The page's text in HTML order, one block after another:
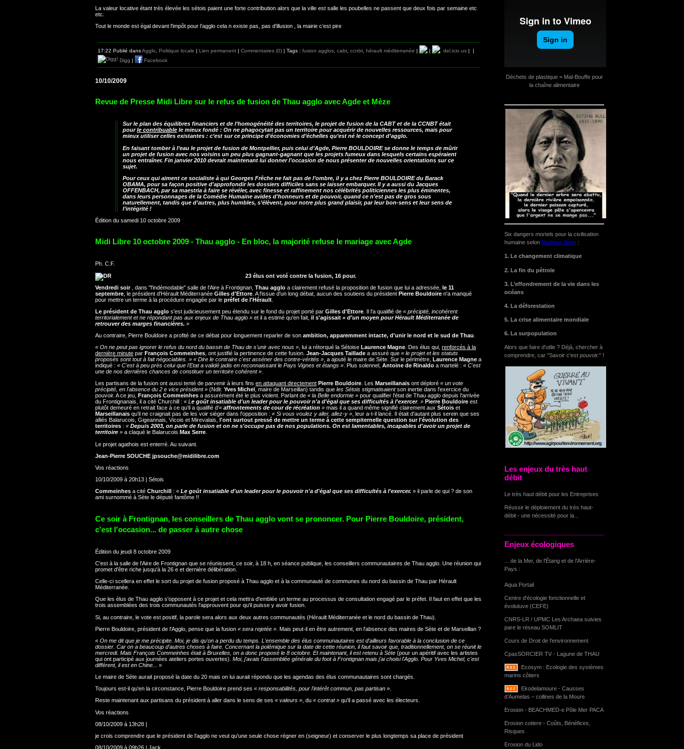
Déchets de plastique = Mal-Bouffe pour
la chaîne alimentaire
Six dangers mortels pour la civilisation
humaine selon Matthew Stein :
1. Le changement climatique
2. La fin du pétrole
3. L’effondrement de la vie dans les
océans
4. La déforestation
5. La crise alimentaire mondiale
6. La surpopulation
Alors que faire d'utile ? Déjà, chercher à
comprendre, car "Savoir c'est pouvoir." !
Les enjeux du très haut
débit
Le très haut débit pour les Entreprises
Réussir le déploiement du très haut-
débit - une nécessité pour la...
Enjeux écologiques
... de la Mer, de l'Étang et de l'Arrière-
Pays :
Aqua Portail
Centre d'écologie fonctionnelle et
évolutuve (CEFE)
CNRS-LR / UPMC Les Archaea suivies
pare le réseau SOMLIT
Cours de Droit de l'environnement
CpasSORCIER TV - Lagune de THAU
Ecosym : Ecologie des systèmes
marins côtiers
Ekodelamoure - Causses
d’Aumelas – collines de la Moure
Erosion - BEACHMED-e Pôle Mer PACA
Erosion cotiere - Coûts, Bénéfices,
Risques
Erosion du Lido
La valeur locative étant très élevée les sétois paient une forte contribution alors que la ville est salle les poubelles ne passent que deux fois par semaine etc
etc.
Tout le monde est égal devant l'impôt pour l’agglo cela n existe pas, pas d'illusion , la mairie c’est pire
17:22 Publié dansAgglo, Politique locale | Lien permanent | Commentaires (0) | Tags : fusion agglos, cabt, ccnbt, hérault méditerranée | | del.icio.us |
|
Digg | Facebook
10/10/2009
Revue de Presse Midi Libre sur le refus de fusion de Thau agglo avec Agde et Mèze
Sur le plan des équilibres financiers et de l’homogénéité des territoires, le projet de fusion de la CABT et de la CCNBT était
pourle contribuable le mieux fondé : On ne phagocytait pas un territoire pour acquérir de nouvelles ressources, mais pour
mieux utiliser celles existantes : c’est sur ce principe d’économies d’échelles qu’est né le concept d’agglo.
En faisant tomber à l’eau le projet de fusion de Montpellier, puis celui d’Agde, Pierre BOULDOIRE se donne le temps de mûrir
un projet de fusion avec nos voisins un peu plus gagnant-gagnant que les projets fumeux dans lesquels certains espéraient
nous entraîner. Fin janvier 2010 devrait maintenant lui donner l’occasion de nous présenter de nouvelles orientations sur ce
sujet.
Pour ceux qui aiment ce socialiste à qui Georges Frêche ne fait pas de l’ombre, il y a chez Pierre BOULDOIRE du Barack
OBAMA, pour sa façon positive d'approfondir les dossiers difficiles sans se laisser embarquer. Il y a aussi du Jacques
OFFENBACH, par sa maestria à faire se révéler, avec finesse et raffinement nos célébrités politiciennes les plus éminentes,
dans leurs personnages de la Comédie Humaine avides d'honneurs et de pouvoir, quand ce n'est pas de gros sous
naturellement, tandis que d’autres, plus humbles, s’élèvent, pour notre plus grand plaisir, par leur bon-sens et leur sens de
l’intégrité !
Édition du samedi 10 octobre 2009
Midi Libre 10 octobre 2009 - Thau agglo - En bloc, la majorité refuse le mariage avec Agde
Ph. C.F.
23 élus ont voté contre la fusion, 16 pour.
Vendredi soir, dans "l'indémodable" salle de l'Aire à Frontignan, Thau agglo a clairement refusé la proposition de fusion que lui a adressée, le 11
septembre , le président d'Hérault Méditerranée Gilles d'Ettore . A l'issue d'un long débat, aucun des soutiens du président Pierre Bouldoire n'a manqué
pour mettre un terme à la procédure engagée par le préfet de l'Hérault
Le président de Thau agglo s'est judicieusement peu étendu sur le fond du projet porté par Gilles d'Ettore . Il l'a qualifié de « précipité, incohérent
territorialement et ne répondant pas aux enjeux de Thau agglo » et il a estimé qu'en fait, il s'agissait « d'un moyen pour Hérault Méditerranée de
retrouver des marges financières. »
Au contraire, Pierre Bouldoire a profité de ce débat pour longuement reparler de son ambition, apparemment intacte, d'unir le nord et le sud de Thau
« On ne peut pas ignorer le refus du nord du bassin de Thau de s'unir avec nous » , lui a rétorqué la Sétoise Laurence Magne . Des élus qui, renforcés à la
dernière minute par François Commeinhes , ont justifié la pertinence de cette fusion. Jean-Jacques Taillade a assuré que « le projet et les statuts
proposés sont tout à fait négociables. » « Dire le contraire c'est asséner des contre-vérités » , a ajouté le maire de Sète. Sur le périmètre, Laurence Magne a
indiqué : « C'est à peu près celui que l'Etat a validé jadis en reconnaissant le Pays Vignes et étangs » . Plus solennel, Antoine de Rinaldo a martelé : « C'est
une de nos dernières chances de constituer un territoire cohérent »
Les partisans de la fusion ont aussi tenté de parvenir à leurs fins en attaquant directement Pierre Bouldoire. Les Marseillanais ont déploré « un vote
précipité, en l'absence du 2 e vice président » (Ndlr. Yves Michel , maire de Marseillan) tandis que les Sétois stigmatisaientson inertie dans l'exercice du
pouvoir. A ce jeu, François Commeinhes a assurément été le plus violent. Parlant de « la Belle endormie » pour qualifier l'état de Thau agglo depuis l'arrivée
du Frontignanais, il a cité Churchill : « Le goût insatiable d'un leader pour le pouvoir n'a d'égal que ses difficultés à l'exercer. » Pierre Bouldoire est
plutôt demeuré en retrait face à ce qu'il a qualifié d'« affrontements de cour de récréation » mais il a quand même signifié clairement aux Sétois et
Marseillanais qu'il ne craignait pas de les voir siéger dans l'opposition : « Si vous voulez y aller, allez-y », leur a-t-il lancé. Il était d'autant plus serein que ses
alliés Balarucois, Gigeannais, Vicois et Mirevalais, l'ont surtout pressé de mettre un terme à cette sempiternelle question sur l'évolution des
territoires : « Depuis 2003, on parle de fusion et on ne s'occupe pas de nos populations. On est lamentables, incapables d'avoir un projet de
territoire » a claqué le Balarucois Max Serre.
Le projet agathois est enterré. Au suivant.
Jean-Pierre SOUCHE jpsouche@midilibre.com
Vos réactions
10/10/2009 à 20h13 | Sétois
Commeinhes a cité Churchill : « Le goût insatiable d'un leader pour le pouvoir n'a d'égal que ses difficultés à l'exercer. » il parle de qui ? de son
ami surnommé à Sète le député fantôme !!
Ce soir à Frontignan, les conseillers de Thau agglo vont se prononcer. Pour Pierre Bouldoire, président,
c'est l'occasion... de passer à autre chose
Édition du jeudi 8 octobre 2009
C'est à la salle de l'Aire de Frontignan que se réunissent, ce soir, à 18 h, en séance publique, les conseillers communautaires de Thau agglo. Une réunion qui
promet d'être riche jusqu'à la 26 e et dernière délibération.
Celle-ci scellera en effet le sort du projet de fusion proposé à Thau agglo et à la communauté de communes du nord du bassin de Thau par Hérault
Méditerranée.
Que les élus de Thau agglo s'opposent à ce projet et cela mettra d'emblée un terme au processus de consultation engagé par le préfet. Il faut en effet que les
trois assemblées des trois communautés l'approuvent pour qu'il puisse y avoir fusion.
Si, au contraire, le vote est positif, la parole sera alors aux deux autres communautés (Hérault Méditerranée et le nord du bassin de Thau).
Pierre Bouldoire, président de l'Agglo, pense que la fusion « sera rejetée » . Mais peut-il en être autrement, en l'absence des maires de Sète et de Marseillan ?
« On me dit que je me précipite. Moi, je dis qu'on a perdu du temps. L'ensemble des élus communautaires est d'ailleurs favorable à la conclusion de ce
dossier. Car on a beaucoup d'autres choses à faire. Concernant la polémique sur la date de cette réunion, il faut savoir que, traditionnellement, on se réunit le
mercredi. Mais François Commeinhes était à Bruxelles, on a donc proposé le 8 octobre. Et maintenant, il est retenu à Sète (pour un apéritif avec les artistes
qui ont participé aux journées ateliers portes ouvertes). Moi, j'avais l'assemblée générale du foot à Frontignan mais j'ai choisi l'Agglo. Pour Yves Michel, c'est
différent, il est en Chine... »
Le maire de Sète aurait proposé la date du 20 mais on lui aurait répondu que les agendas des élus communautaires sont chargés.
Toujours est-il qu'en la circonstance, Pierre Bouldoire prend ses « responsabilités, pour l'intérêt commun, pas partisan »
Reste maintenant aux partisans du président à aller dans le sens de ses « valeurs », du « contrat » qu'il a passé avec les électeurs.
Vos réactions
08/10/2009 à 13h28 |
je crois comprendre que le président de l'agglo ne veut qu'une seule chose régner en (seigneur) et conserver le plus longtemps sa place de président
08/10/2009 à 09h26 | Jack